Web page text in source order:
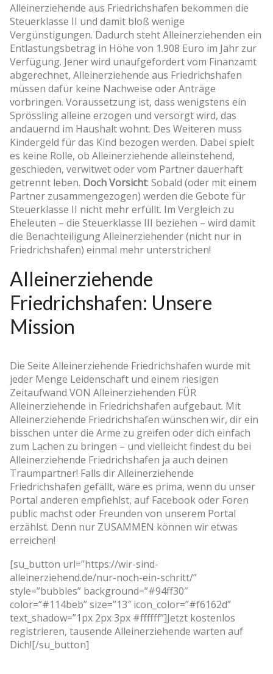
Alleinerziehende aus Friedrichshafen bekommen die
Steuerklasse II und damit bloß wenige
Vergünstigungen. Dadurch steht Alleinerziehenden ein
Entlastungsbetrag in Höhe von 1.908 Euro im Jahr zur
Verfügung. Jener wird unaufgefordert vom Finanzamt
abgerechnet, Alleinerziehende aus Friedrichshafen
müssen dafür keine Nachweise oder Anträge
vorbringen. Voraussetzung ist, dass wenigstens ein
Sprössling alleine erzogen und versorgt wird, das
andauernd im Haushalt wohnt. Des Weiteren muss
Kindergeld für das Kind bezogen werden. Dabei spielt
es keine Rolle, ob Alleinerziehende alleinstehend,
geschieden, verwitwet oder vom Partner dauerhaft
getrennt leben. Doch Vorsicht: Sobald (oder mit einem
Partner zusammengezogen) werden die Gebote für
Steuerklasse II nicht mehr erfüllt. Im Vergleich zu
Eheleuten – die Steuerklasse III beziehen – wird damit
die Benachteiligung Alleinerziehender (nicht nur in
Friedrichshafen) einmal mehr unterstrichen!
Alleinerziehende
Friedrichshafen: Unsere
Mission
Die Seite Alleinerziehende Friedrichshafen wurde mit
jeder Menge Leidenschaft und einem riesigen
Zeitaufwand VON Alleinerziehenden FÜR
Alleinerziehende in Friedrichshafen aufgebaut. Mit
Alleinerziehende Friedrichshafen wünschen wir, dir ein
bisschen unter die Arme zu greifen oder dich einfach
zum Lachen zu bringen – und vielleicht findest du bei
Alleinerziehende Friedrichshafen ja auch deinen
Traumpartner! Falls dir Alleinerziehende
Friedrichshafen gefällt, wäre es prima, wenn du unser
Portal anderen empfiehlst, auf Facebook oder Foren
public machst oder Freunden von unserem Portal
erzählst. Denn nur ZUSAMMEN können wir etwas
erreichen!
[su_button url=”https://wir-sind-
alleinerziehend.de/nur-noch-ein-schritt/”
style=”bubbles” background=”#94ff30″
color=”#114beb” size=”13″ icon_color=”#f6162d”
text_shadow=”1px 2px 3px #ffffff”]Jetzt kostenlos
registrieren, tausende Alleinerziehende warten auf
Dich![/su_button]